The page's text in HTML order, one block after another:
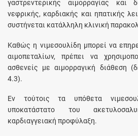
γαστρεντερικής αιμορραγίας και
νεφρικής, καρδιακής και ηπατικής
συστήνεται κατάλληλη κλινική
Καθώς η νιμεσουλίδη μπορεί να
αιμοπεταλίων, πρέπει να
ασθενείς με αιμορραγική διάθεση
4.3).
Εν τούτοις τα υπόθετα
υποκατάστατο του
καρδιαγγειακή προφύλαξη.